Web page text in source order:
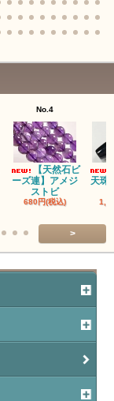
No.4
【天然石ビ
ーズ連】アメジ
ストビ
680円(税込)
天珠
>